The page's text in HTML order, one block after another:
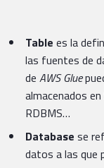
Table es la
las fuentes de
de AWS Glue
almacenados
RDBMS…
Database se
datos a las que